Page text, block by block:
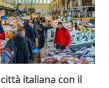
italiana con il